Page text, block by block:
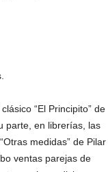
“El Principito” de
parte, en librerías, las
medidas” de Pilar
ventas parejas de